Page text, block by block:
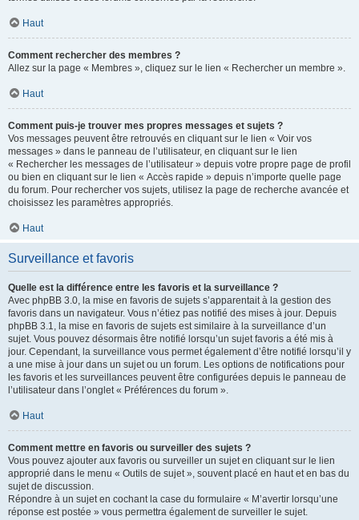
Haut
Comment rechercher des membres ?
Allez sur la page « Membres », cliquez sur le lien « Rechercher un membre ».
Haut
Comment puis-je trouver mes propres messages et sujets ?
Vos messages peuvent être retrouvés en cliquant sur le lien « Voir vos
messages » dans le panneau de l’utilisateur, en cliquant sur le lien
« Rechercher les messages de l’utilisateur » depuis votre propre page de profil
ou bien en cliquant sur le lien « Accès rapide » depuis n’importe quelle page
du forum. Pour rechercher vos sujets, utilisez la page de recherche avancée et
choisissez les paramètres appropriés.
Haut
Surveillance et favoris
Quelle est la différence entre les favoris et la surveillance ?
Avec phpBB 3.0, la mise en favoris de sujets s’apparentait à la gestion des
favoris dans un navigateur. Vous n’étiez pas notifié des mises à jour. Depuis
phpBB 3.1, la mise en favoris de sujets est similaire à la surveillance d’un
sujet. Vous pouvez désormais être notifié lorsqu’un sujet favoris a été mis à
jour. Cependant, la surveillance vous permet également d’être notifié lorsqu’il y
a une mise à jour dans un sujet ou un forum. Les options de notifications pour
les favoris et les surveillances peuvent être configurées depuis le panneau de
l’utilisateur dans l’onglet « Préférences du forum ».
Haut
Comment mettre en favoris ou surveiller des sujets ?
Vous pouvez ajouter aux favoris ou surveiller un sujet en cliquant sur le lien
approprié dans le menu « Outils de sujet », souvent placé en haut et en bas du
sujet de discussion.
Répondre à un sujet en cochant la case du formulaire « M’avertir lorsqu’une
réponse est postée » vous permettra également de surveiller le sujet.